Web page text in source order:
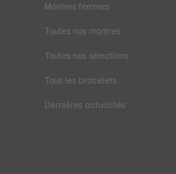
Montres femmes
Toutes nos montres
Toutes nos sélections
Tous les bracelets
Dernières actualités